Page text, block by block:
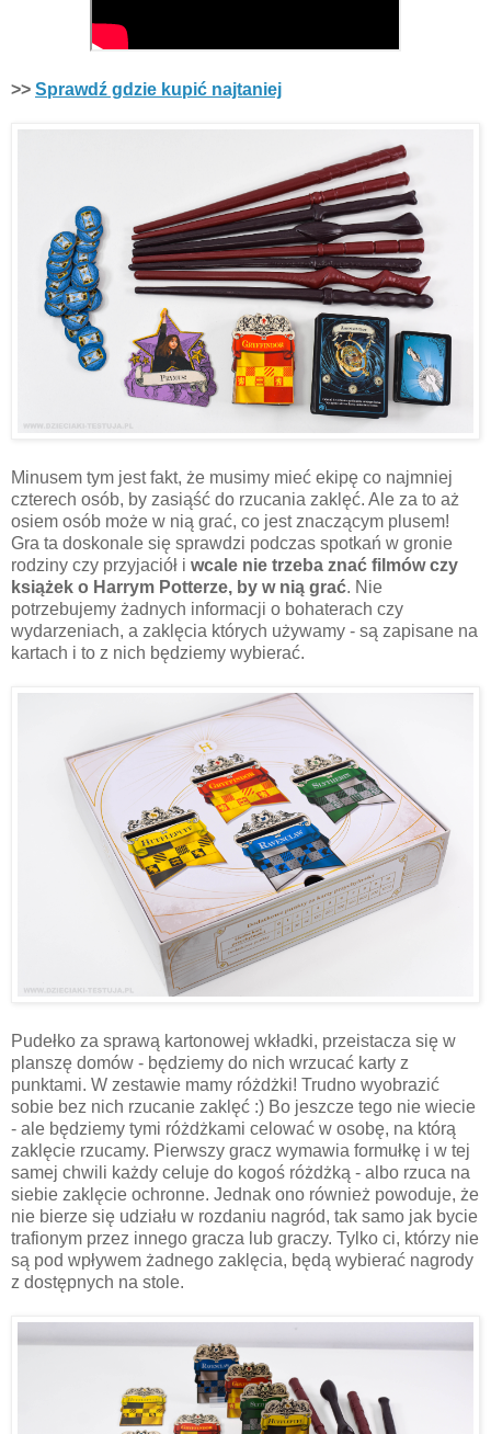
>> Sprawdź gdzie kupić najtaniej
Minusem tym jest fakt, że musimy mieć ekipę co najmniej
czterech osób, by zasiąść do rzucania zaklęć. Ale za to aż
osiem osób może w nią grać, co jest znaczącym plusem!
Gra ta doskonale się sprawdzi podczas spotkań w gronie
rodziny czy przyjaciół i wcale nie trzeba znać filmów czy
książek o Harrym Potterze, by w nią grać. Nie
potrzebujemy żadnych informacji o bohaterach czy
wydarzeniach, a zaklęcia których używamy - są zapisane na
kartach i to z nich będziemy wybierać.
Pudełko za sprawą kartonowej wkładki, przeistacza się w
planszę domów - będziemy do nich wrzucać karty z
punktami. W zestawie mamy różdżki! Trudno wyobrazić
sobie bez nich rzucanie zaklęć :) Bo jeszcze tego nie wiecie
- ale będziemy tymi różdżkami celować w osobę, na którą
zaklęcie rzucamy. Pierwszy gracz wymawia formułkę i w tej
samej chwili każdy celuje do kogoś różdżką - albo rzuca na
siebie zaklęcie ochronne. Jednak ono również powoduje, że
nie bierze się udziału w rozdaniu nagród, tak samo jak bycie
trafionym przez innego gracza lub graczy. Tylko ci, którzy nie
są pod wpływem żadnego zaklęcia, będą wybierać nagrody
z dostępnych na stole.